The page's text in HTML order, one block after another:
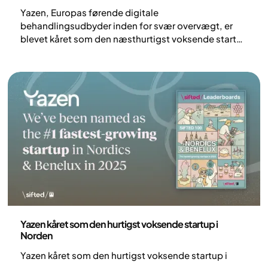
Yazen, Europas førende digitale
behandlingsudbyder inden for svær overvægt, er
blevet kåret som den næsthurtigst voksende startup
Yazen kåret som den hurtigst voksende startup i
Norden
Yazen kåret som den hurtigst voksende startup i